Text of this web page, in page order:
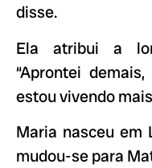
disse.
Ela atribui a
“Aprontei
estou vivendo
Maria nasceu em
mudou-se para